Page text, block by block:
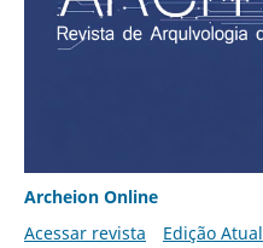
Archeion Online
Acessar revista
Edição Atual